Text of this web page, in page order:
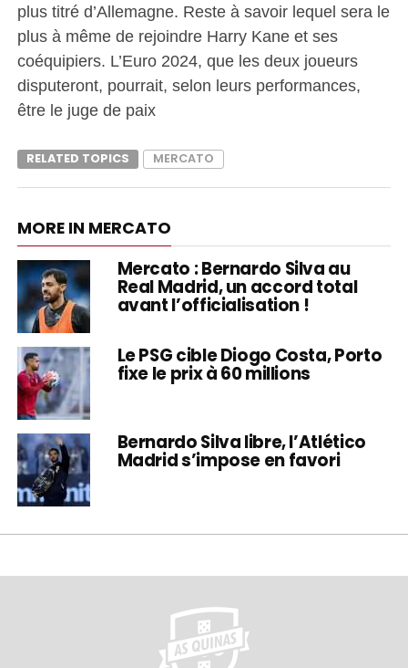
plus titré d’Allemagne. Reste à savoir lequel sera le
plus à même de rejoindre Harry Kane et ses
coéquipiers. L’Euro 2024, que les deux joueurs
disputeront, pourrait, selon leurs performances,
être le juge de paix
RELATED TOPICS MERCATO
MORE IN MERCATO
Mercato : Bernardo Silva au
Real Madrid, un accord total
avant l’officialisation !
Le PSG cible Diogo Costa, Porto
fixe le prix à 60 millions
Bernardo Silva libre, l’Atlético
Madrid s’impose en favori